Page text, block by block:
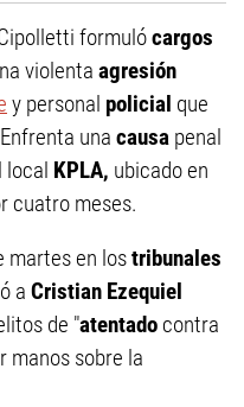
formulócargos
violenta agresión
y personal policial que
una causa penal
local KPLA, ubicado en
cuatro meses.
martes en lostribunales
a Cristian Ezequiel
de "atentado contra
manos sobre la